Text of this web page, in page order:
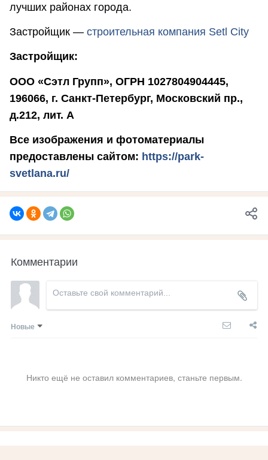
лучших районах города.
Застройщик — строительная компания Setl City
Застройщик:
ООО «Сэтл Групп», ОГРН 1027804904445,
196066, г. Санкт-Петербург, Московский пр.,
д.212, лит. А
Все изображения и фотоматериалы
предоставлены сайтом: https://park-
svetlana.ru/
Комментарии
Новые
Никто ещё не оставил комментариев, станьте первым.